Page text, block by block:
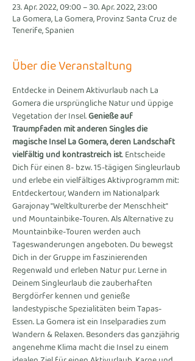
23. Apr. 2022, 09:00 – 30. Apr. 2022, 23:00
La Gomera, La Gomera, Provinz Santa Cruz de
Tenerife, Spanien
Über die Veranstaltung
Entdecke in Deinem Aktivurlaub nach La
Gomera die ursprüngliche Natur und üppige
Vegetation der Insel. Genieße auf
Traumpfaden mit anderen Singles die
magische Insel La Gomera, deren Landschaft
vielfältig und kontrastreich ist. Entscheide
Dich für einen 8- bzw. 15-tägigen Singleurlaub
und erlebe ein vielfältiges Aktivprogramm mit:
Entdeckertour, Wandern im Nationalpark
Garajonay "Weltkulturerbe der Menschheit"
und Mountainbike-Touren. Als Alternative zu
Mountainbike-Touren werden auch
Tageswanderungen angeboten. Du bewegst
Dich in der Gruppe im faszinierenden
Regenwald und erleben Natur pur. Lerne in
Deinem Singleurlaub die zauberhaften
Bergdörfer kennen und genieße
landestypische Spezialitäten beim Tapas-
Essen. La Gomera ist ein Inselparadies zum
Wandern & Relaxen. Besonders das ganzjährig
angenehme Klima macht die Insel zu einem